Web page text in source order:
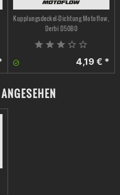
Kupplungsdeckel-Dichtung Motoflow,
Derbi D50B0
4,19 € *